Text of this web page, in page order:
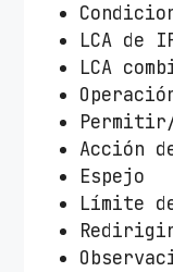
LCA de
LCA
Permitir/
Acción
Espejo
Límite